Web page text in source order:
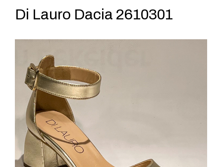
Di Lauro Dacia 2610301